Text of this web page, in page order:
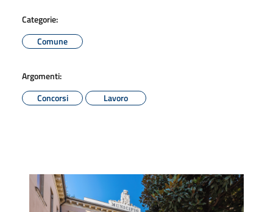
Categorie:
Comune
Argomenti:
Concorsi
Lavoro